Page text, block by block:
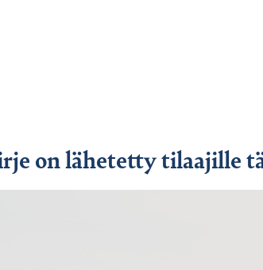
on lähetetty tilaajille